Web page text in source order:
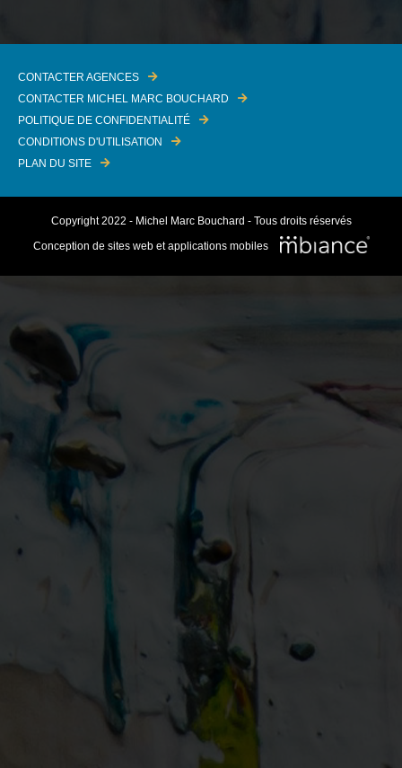
CONTACTER AGENCES
CONTACTER MICHEL MARC BOUCHARD
POLITIQUE DE CONFIDENTIALITÉ
CONDITIONS D'UTILISATION
PLAN DU SITE
Copyright 2022 - Michel Marc Bouchard - Tous droits réservés
Conception de sites web et applications mobiles